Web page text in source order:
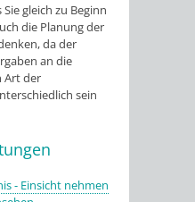
gleich zu Beginn
die Planung der
da der
an die
Art der
sein
- Einsicht nehmen